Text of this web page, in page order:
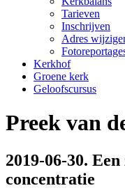
Tarieven
Inschrijven
Adres
Kerkhof
Groene kerk
Geloofscursus
Preek van
2019-06-30.
concentratie